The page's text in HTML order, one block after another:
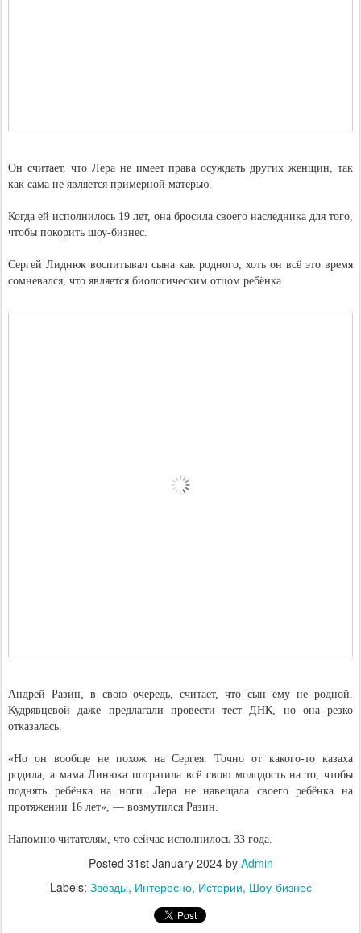
Он считает, что Лера не имеет права осуждать других женщин, так
как сама не является примерной матерью.
Когда ей исполнилось 19 лет, она бросила своего наследника для того,
чтобы покорить шоу-бизнес.
Сергей Лиднюк воспитывал сына как родного, хоть он всё это время
сомневался, что является биологическим отцом ребёнка.
Андрей Разин, в свою очередь, считает, что сын ему не родной.
Кудрявцевой даже предлагали провести тест ДНК, но она резко
отказалась.
«Но он вообще не похож на Сергея. Точно от какого-то казаха
родила, а мама Линюка потратила всё свою молодость на то, чтобы
поднять ребёнка на ноги. Лера не навещала своего ребёнка на
протяжении 16 лет», — возмутился Разин.
Напомню читателям, что сейчас исполнилось 33 года.
Posted 31st January 2024by Admin
Labels: Звёзды Интересно Истории Шоу-бизнес